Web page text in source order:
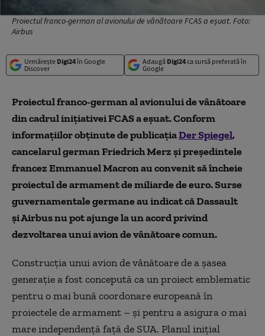
Proiectul franco-german al avionului de vânătoare FCAS a eșuat. Foto:
Airbus
Urmărește Digi24în Google
Discover
Adaugă Digi24ca sursă preferată în
Google
Proiectul franco-german al avionului de vânătoare
din cadrul inițiativei FCAS a eșuat. Conform
informațiilor obținute de publicațiaDer Spiegel,
cancelarul german Friedrich Merz și președintele
francez Emmanuel Macron au convenit să încheie
proiectul de armament de miliarde de euro. Surse
guvernamentale germane au indicat că Dassault
și Airbus nu pot ajunge la un acord privind
dezvoltarea unui avion de vânătoare comun.
Construcția unui avion de vânătoare de a șasea
generație a fost concepută ca un proiect emblematic
pentru o mai bună coordonare europeană în
proiectele de armament – ​​și pentru a asigura o mai
mare independență față de SUA. Planul inițial